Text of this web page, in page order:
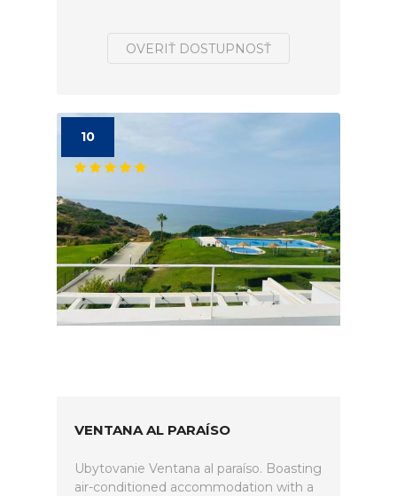
OVERIŤ DOSTUPNOSŤ
10
VENTANA AL PARAÍSO
Ubytovanie Ventana al paraíso. Boasting
air-conditioned accommodation with a